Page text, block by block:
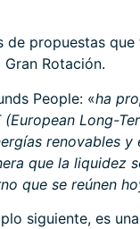
de propuestas
Rotación.
People: «ha
Long-
renovables y
que la liquidez
que se reúnen
siguiente, es